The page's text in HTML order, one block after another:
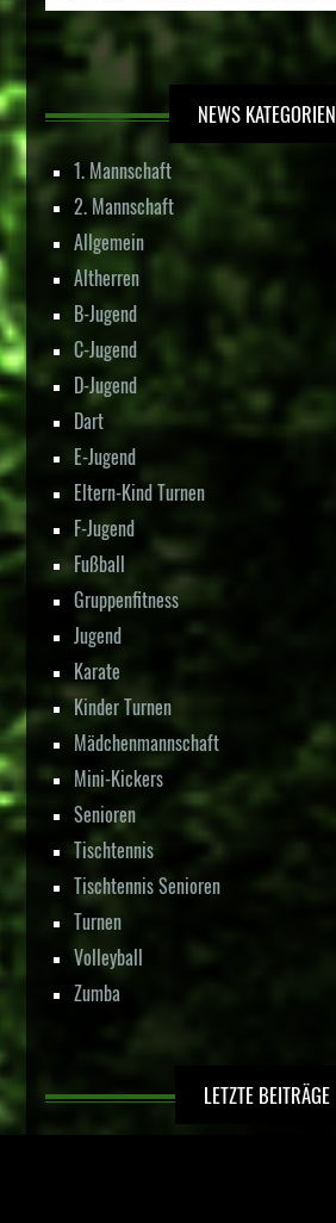
NEWS KATEGORIEN
1. Mannschaft
2. Mannschaft
Allgemein
Altherren
B-Jugend
C-Jugend
D-Jugend
Dart
E-Jugend
Eltern-Kind Turnen
F-Jugend
Fußball
Gruppenfitness
Jugend
Karate
Kinder Turnen
Mädchenmannschaft
Mini-Kickers
Senioren
Tischtennis
Tischtennis Senioren
Turnen
Volleyball
Zumba
LETZTE BEITRÄGE